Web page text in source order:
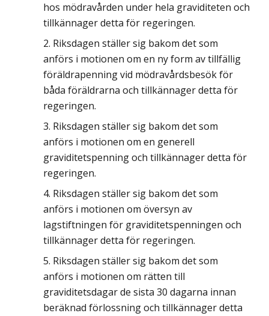
hos mödravården under hela graviditeten och
tillkännager detta för regeringen.
Riksdagen ställer sig bakom det som
anförs i motionen om en ny form av tillfällig
föräldrapenning vid mödravårdsbesök för
båda föräldrarna och tillkännager detta för
regeringen.
Riksdagen ställer sig bakom det som
anförs i motionen om en generell
graviditetspenning och tillkännager detta för
regeringen.
Riksdagen ställer sig bakom det som
anförs i motionen om översyn av
lagstiftningen för graviditetspenningen och
tillkännager detta för regeringen.
Riksdagen ställer sig bakom det som
anförs i motionen om rätten till
graviditetsdagar de sista 30 dagarna innan
beräknad förlossning och tillkännager detta